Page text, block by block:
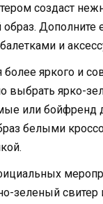
создаст
образ.
и
более яркого и
выбрать ярко-
или бойфренд
белыми
зеленый свитер